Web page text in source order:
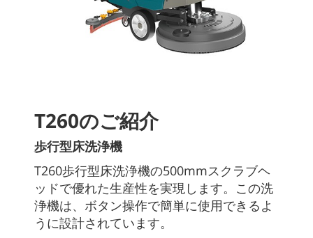
T260のご紹介
歩行型床洗浄機
T260歩行型床洗浄機の500mmスクラブヘ
ッドで優れた生産性を実現します。この洗
浄機は、ボタン操作で簡単に使用できるよ
うに設計されています。